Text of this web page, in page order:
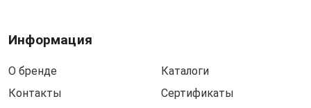
Информация
О бренде
Контакты
Каталоги
Сертификаты